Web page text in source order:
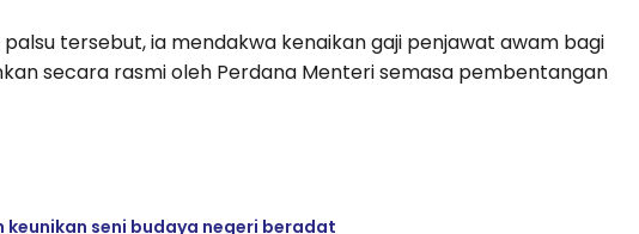
tersebut, ia mendakwa kenaikan gaji penjawat awam bagi
secara rasmi oleh Perdana Menteri semasa pembentangan
keunikan seni budaya negeri beradat